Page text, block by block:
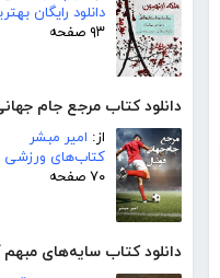
دانلود رایگان
۹۳ صفحه
دانلود کتاب مرجع جام
از: امیر مبشر
کتاب‌های ورزشی
۷۰ صفحه
دانلود کتاب سایه‌های مبهم